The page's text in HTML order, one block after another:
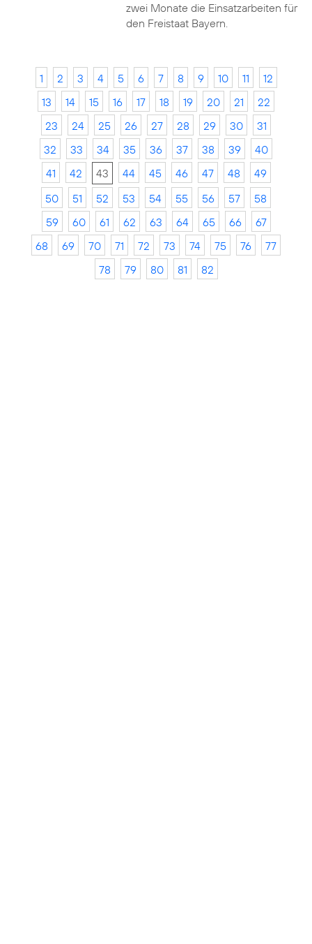
zwei Monate die Einsatzarbeiten für
den Freistaat Bayern.
1 2 3 4 5 6 7 8 9 10 11
12
13
14 15 16 17 18 19 20 21
22
23
24 25 26 27 28 29 30
31
32
33 34 35 36 37 38 39
40
41
42 43 44 45 46 47 48
49
50
51 52 53 54 55 56 57
58
59
60 61 62 63 64 65 66
67
68
69 70 71 72 73 74 75 76
77
78
79 80 81 82